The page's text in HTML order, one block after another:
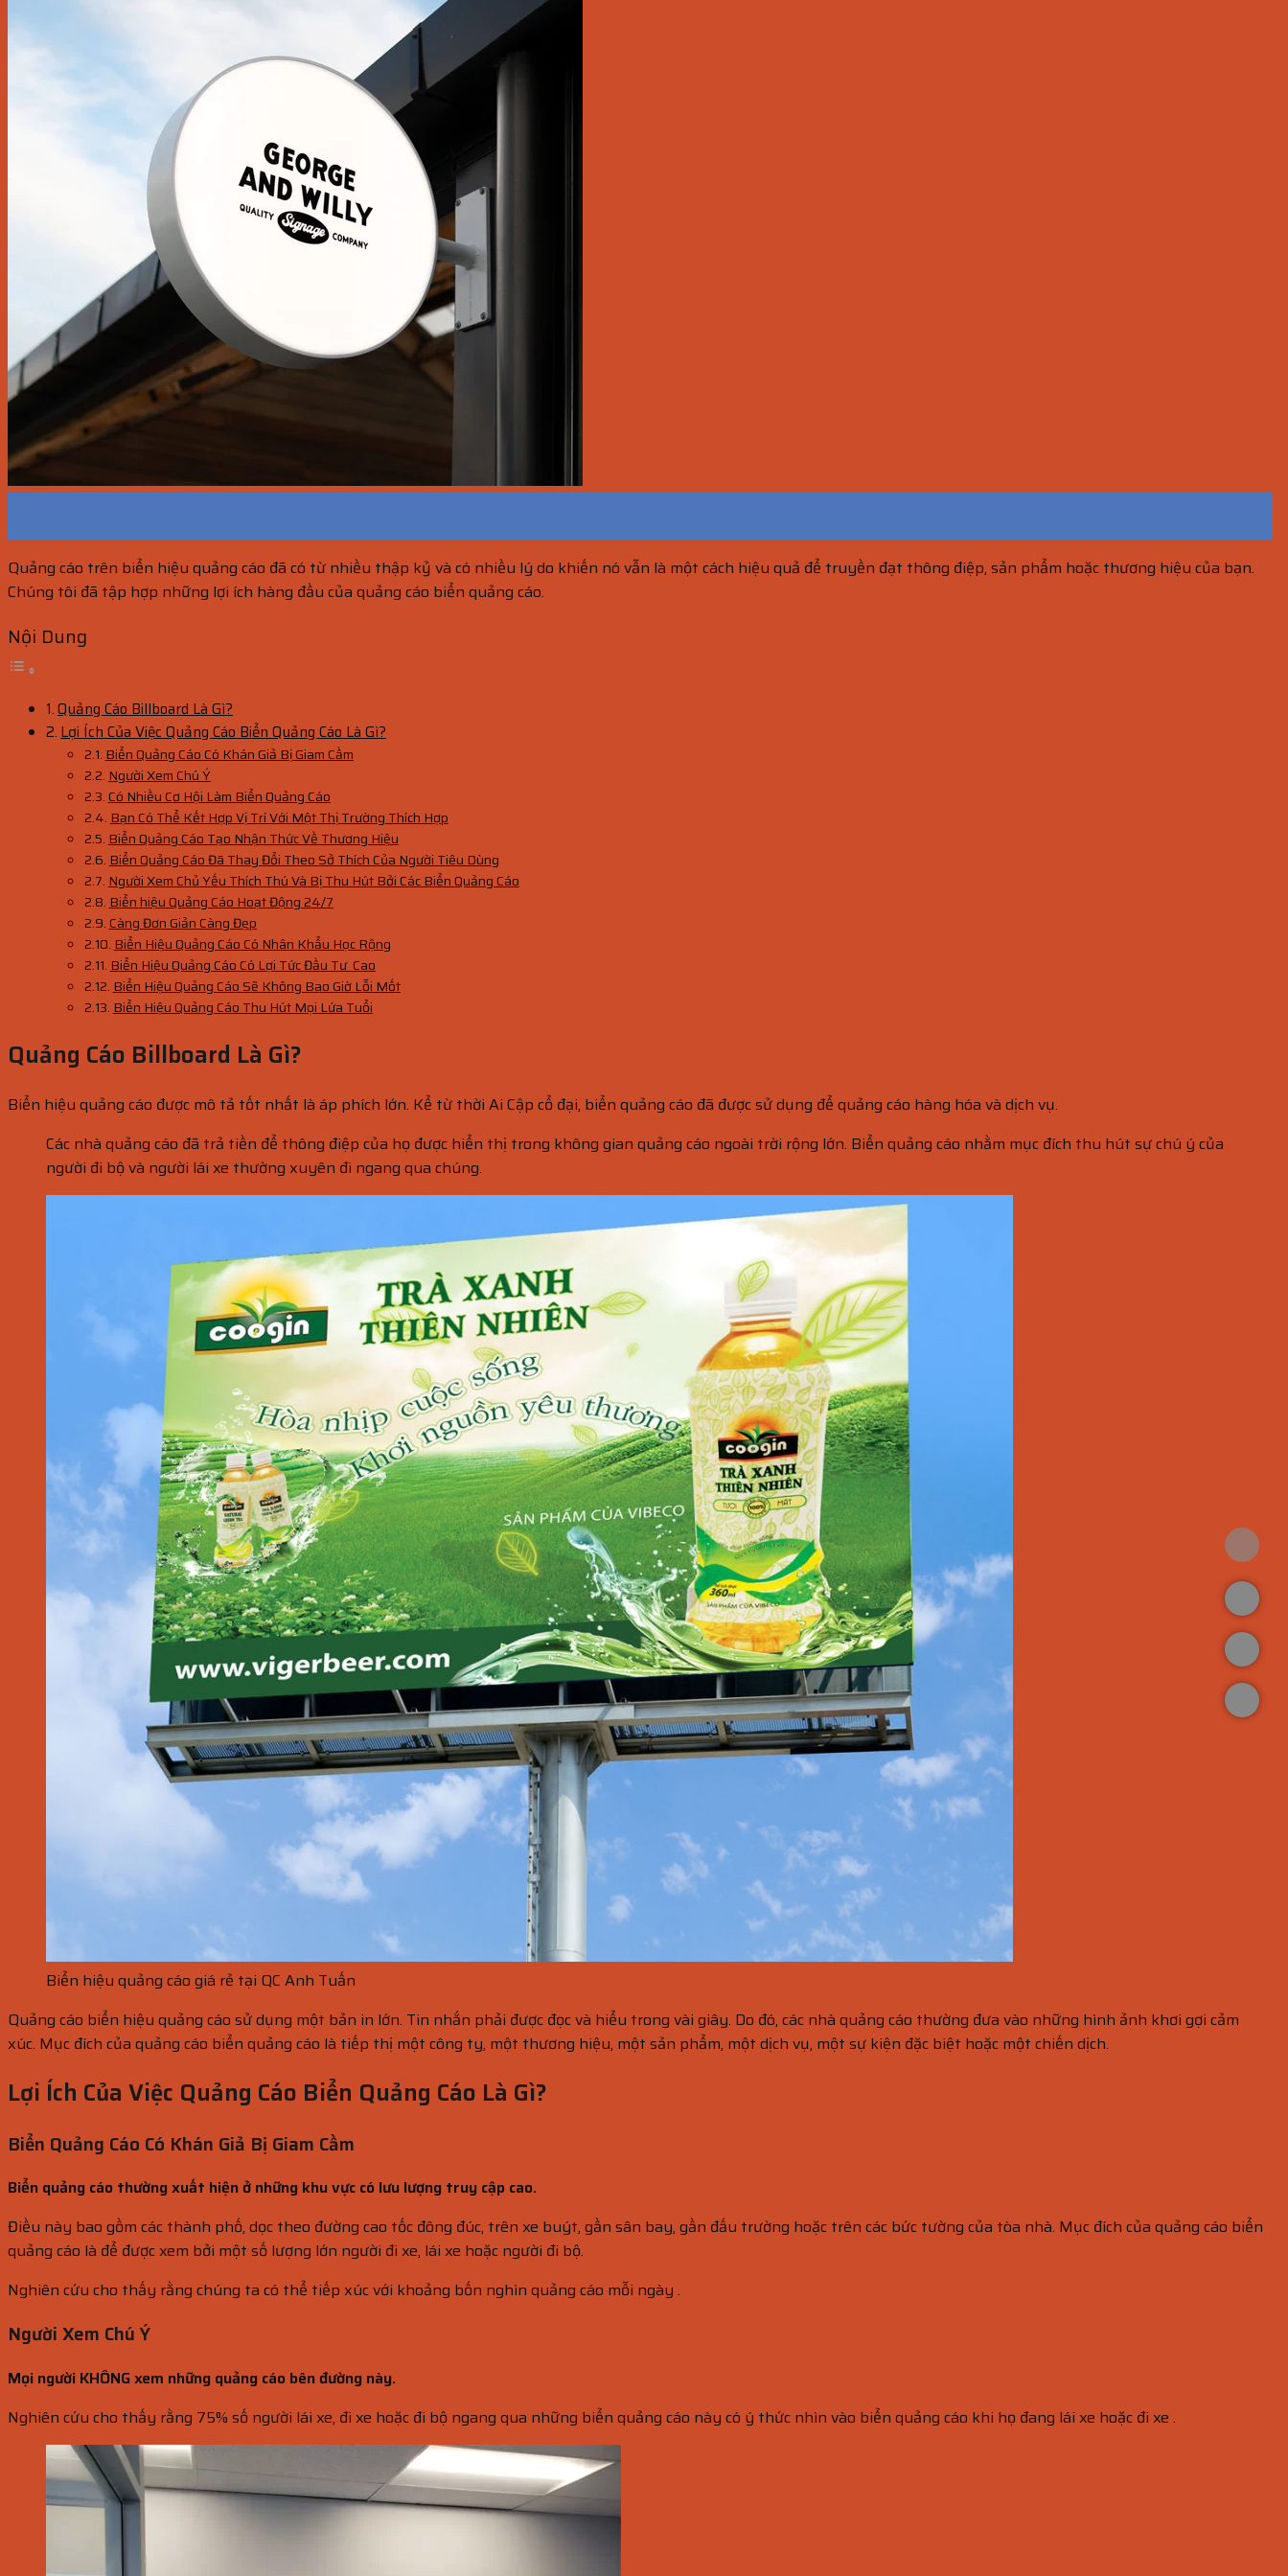
Quảng cáo trên biển hiệu quảng cáo đã có từ nhiều thập kỷ và có nhiều lý do khiến nó vẫn là một cách hiệu quả để truyền đạt thông điệp, sản phẩm hoặc thương hiệu của bạn.
Chúng tôi đã tập hợp những lợi ích hàng đầu của quảng cáo biển quảng cáo.
Nội Dung
Quảng Cáo Billboard Là Gì?
Lợi Ích Của Việc Quảng Cáo Biển Quảng Cáo Là Gì?
Biển Quảng Cáo Có Khán Giả Bị Giam Cầm
Người Xem Chú Ý
Có Nhiều Cơ Hội Làm Biển Quảng Cáo
Bạn Có Thể Kết Hợp Vị Trí Với Một Thị Trường Thích Hợp
Biển Quảng Cáo Tạo Nhận Thức Về Thương Hiệu
Biển Quảng Cáo Đã Thay Đổi Theo Sở Thích Của Người Tiêu Dùng
Người Xem Chủ Yếu Thích Thú Và Bị Thu Hút Bởi Các Biển Quảng Cáo
Biển hiệu Quảng Cáo Hoạt Động 24/7
Càng Đơn Giản Càng Đẹp
Biển Hiệu Quảng Cáo Có Nhân Khẩu Học Rộng
Biển Hiệu Quảng Cáo Có Lợi Tức Đầu Tư Cao
Biển Hiệu Quảng Cáo Sẽ Không Bao Giờ Lỗi Mốt
Biển Hiệu Quảng Cáo Thu Hút Mọi Lứa Tuổi
Quảng Cáo Billboard Là Gì?
Biển hiệu quảng cáo được mô tả tốt nhất là áp phích lớn. Kể từ thời Ai Cập cổ đại, biển quảng cáo đã được sử dụng để quảng cáo hàng hóa và dịch vụ.
Các nhà quảng cáo đã trả tiền để thông điệp của họ được hiển thị trong không gian quảng cáo ngoài trời rộng lớn. Biển quảng cáo nhằm mục đích thu hút sự chú ý của
người đi bộ và người lái xe thường xuyên đi ngang qua chúng.
Biển hiệu quảng cáo giá rẻ tại QC Anh Tuấn
Quảng cáo biển hiệu quảng cáo sử dụng một bản in lớn. Tin nhắn phải được đọc và hiểu trong vài giây. Do đó, các nhà quảng cáo thường đưa vào những hình ảnh khơi gợi cảm
xúc. Mục đích của quảng cáo biển quảng cáo là tiếp thị một công ty, một thương hiệu, một sản phẩm, một dịch vụ, một sự kiện đặc biệt hoặc một chiến dịch.
Lợi Ích Của Việc Quảng Cáo Biển Quảng Cáo Là Gì?
Biển Quảng Cáo Có Khán Giả Bị Giam Cầm
Biển quảng cáo thường xuất hiện ở những khu vực có lưu lượng truy cập cao.
Điều này bao gồm các thành phố, dọc theo đường cao tốc đông đúc, trên xe buýt, gần sân bay, gần đấu trường hoặc trên các bức tường của tòa nhà. Mục đích của quảng cáo biển
quảng cáo là để được xem bởi một số lượng lớn người đi xe, lái xe hoặc người đi bộ.
Nghiên cứu cho thấy rằng chúng ta có thể tiếp xúc với khoảng bốn nghìn quảng cáo mỗi ngày .
Người Xem Chú Ý
Mọi người KHÔNG xem những quảng cáo bên đường này.
Nghiên cứu cho thấy rằng 75% số người lái xe, đi xe hoặc đi bộ ngang qua những biển quảng cáo này có ý thức nhìn vào biển quảng cáo khi họ đang lái xe hoặc đi xe .